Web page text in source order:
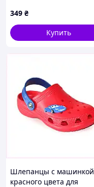
349 ₴
Купить
Шлепанцы с машинкой
красного цвета для